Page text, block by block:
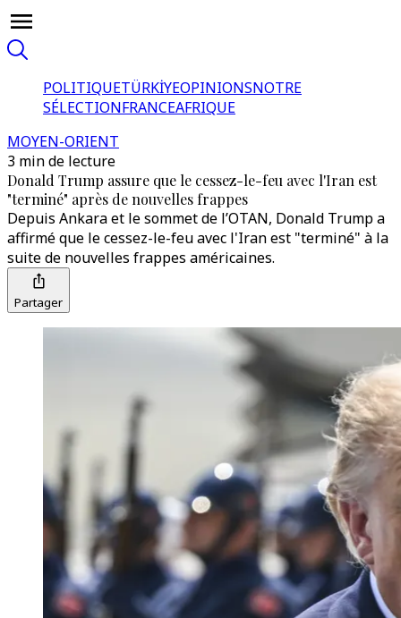
POLITIQUETÜRKİYEOPINIONSNOTRE
SÉLECTIONFRANCEAFRIQUE
MOYEN-ORIENT
3 min de lecture
Donald Trump assure que le cessez-le-feu avec l'Iran est
"terminé" après de nouvelles frappes
Depuis Ankara et le sommet de l’OTAN, Donald Trump a
affirmé que le cessez-le-feu avec l'Iran est "terminé" à la
suite de nouvelles frappes américaines.
Partager